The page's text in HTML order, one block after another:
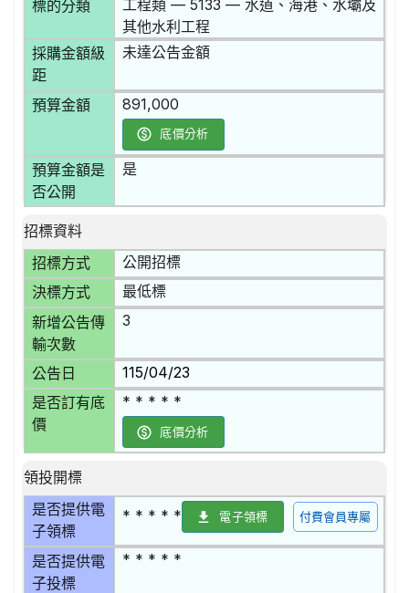
標的分類
工程類 — 5133 — 水道、海港、水壩及
其他水利工程
採購金額級
距
未達公告金額
預算金額 891,000
底價分析
預算金額是
否公開
是
招標資料
招標方式
公開招標
決標方式 最低標
新增公告傳
輸次數
3
公告日 115/04/23
是否訂有底
價
* * * * *
底價分析
領投開標
是否提供電
子領標
* * * * * 電子領標 付費會員專屬
是否提供電
子投標
* * * * *